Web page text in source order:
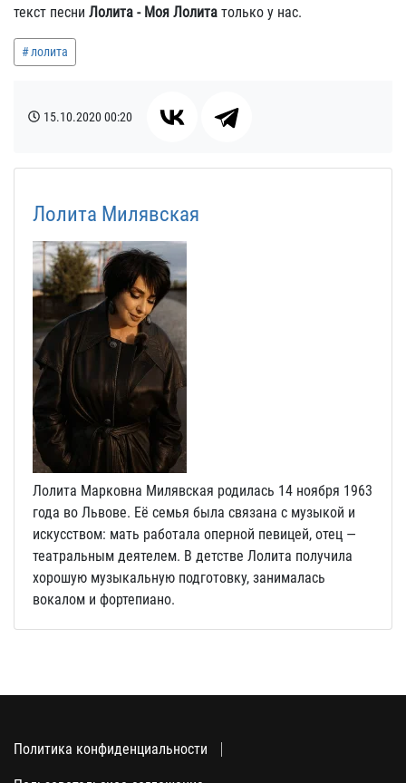
текст песни Лолита - Моя Лолита только у нас.
лолита
15.10.202000:20
Лолита Милявская
Лолита Марковна Милявская родилась 14 ноября 1963
года во Львове. Её семья была связана с музыкой и
искусством: мать работала оперной певицей, отец —
театральным деятелем. В детстве Лолита получила
хорошую музыкальную подготовку, занималась
вокалом и фортепиано.
Политика конфиденциальности